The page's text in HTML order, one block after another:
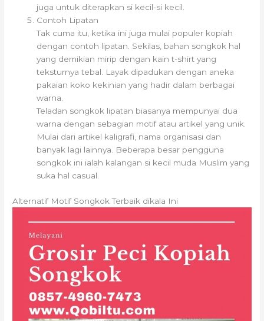
juga untuk diterapkan si kecil-si kecil.
Contoh Lipatan
Tak cuma itu, ketika ini juga mulai populer kopiah
dengan contoh lipatan. Sekilas, bahan songkok hal
yang demikian mirip dengan kain t-shirt yang
teksturnya tebal. Layak dipadukan dengan aneka
pakaian koko kekinian yang hadir dalam berbagai
warna.
Teladan songkok lipatan biasanya mempunyai dua
warna dengan sebagian motif atau artikel yang unik.
Mulai dari artikel kaligrafi, nama organisasi dan
banyak lagi lainnya. Beberapa besar pengguna
songkok ini ialah kalangan si kecil muda Muslim yang
suka hal casual.
Alternatif Motif Songkok Terbaik dikala Ini